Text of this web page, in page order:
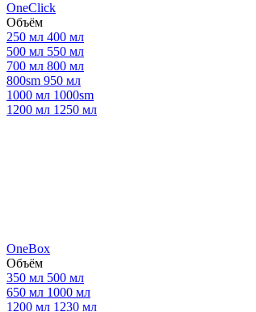
OneClick
Объём
250 мл 400 мл
500 мл 550 мл
700 мл 800 мл
800sm 950 мл
1000 мл 1000sm
1200 мл 1250 мл
OneBox
Объём
350 мл 500 мл
650 мл 1000 мл
1200 мл 1230 мл